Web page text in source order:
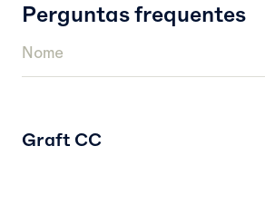
Perguntas frequentes
Nome
Graft CC